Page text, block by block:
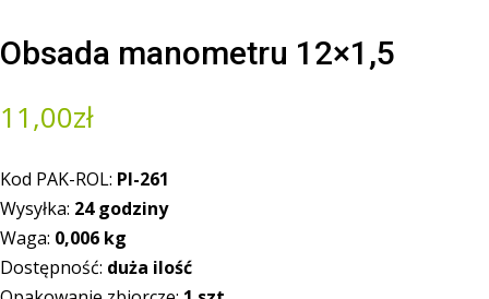
Obsada manometru 12×1,5
11,00zł
Kod PAK-ROL: PI-261
Wysyłka: 24 godziny
Waga: 0,006 kg
Dostępność: duża ilość